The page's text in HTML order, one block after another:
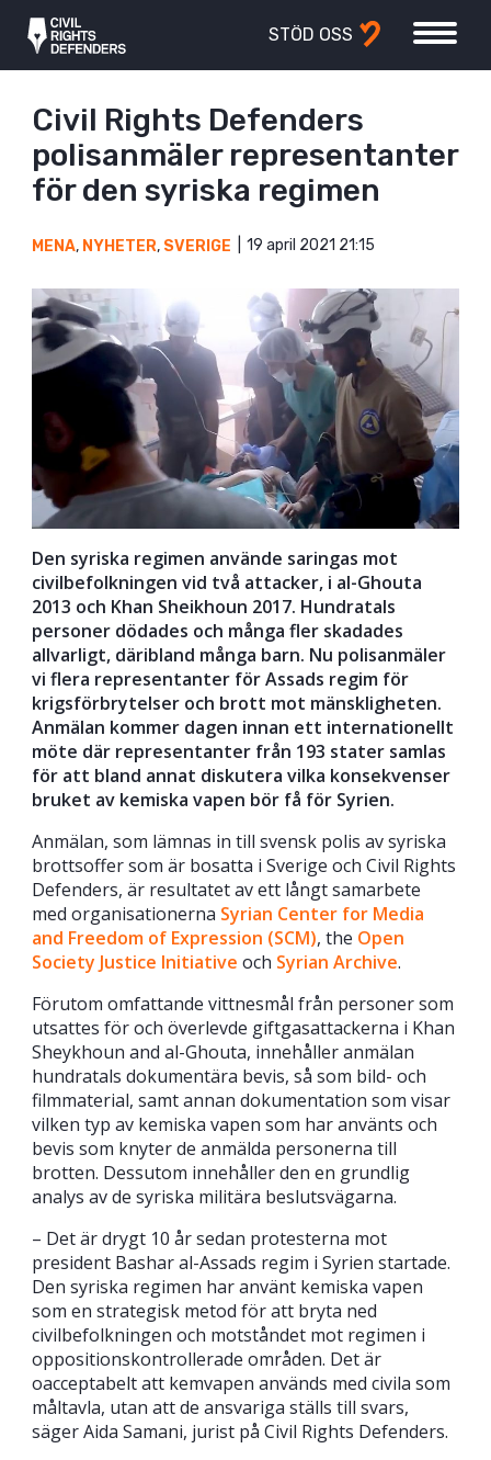
STÖD OSS
Civil Rights Defenders
polisanmäler representanter
för den syriska regimen
MENA, NYHETER, SVERIGE 19 april 2021 21:15
Den syriska regimen använde saringas mot
civilbefolkningen vid två attacker, i al-Ghouta
2013 och Khan Sheikhoun 2017. Hundratals
personer dödades och många fler skadades
allvarligt, däribland många barn. Nu polisanmäler
vi flera representanter för Assads regim för
krigsförbrytelser och brott mot mänskligheten.
Anmälan kommer dagen innan ett internationellt
möte där representanter från 193 stater samlas
för att bland annat diskutera vilka konsekvenser
bruket av kemiska vapen bör få för Syrien.
Anmälan, som lämnas in till svensk polis av syriska
brottsoffer som är bosatta i Sverige och Civil Rights
Defenders, är resultatet av ett långt samarbete
med organisationerna Syrian Center for Media
and Freedom of Expression (SCM), the Open
Society Justice Initiative och Syrian Archive.
Förutom omfattande vittnesmål från personer som
utsattes för och överlevde giftgasattackerna i Khan
Sheykhoun and al-Ghouta, innehåller anmälan
hundratals dokumentära bevis, så som bild- och
filmmaterial, samt annan dokumentation som visar
vilken typ av kemiska vapen som har använts och
bevis som knyter de anmälda personerna till
brotten. Dessutom innehåller den en grundlig
analys av de syriska militära beslutsvägarna.
– Det är drygt 10 år sedan protesterna mot
president Bashar al-Assads regim i Syrien startade.
Den syriska regimen har använt kemiska vapen
som en strategisk metod för att bryta ned
civilbefolkningen och motståndet mot regimen i
oppositionskontrollerade områden. Det är
oacceptabelt att kemvapen används med civila som
måltavla, utan att de ansvariga ställs till svars,
säger Aida Samani, jurist på Civil Rights Defenders.